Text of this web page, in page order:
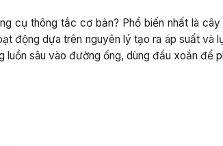
cụ thông tắc cơ bản? Phổ biến nhất là
động dựa trên nguyên lý tạo ra áp suất
luồn sâu vào đường ống, dùng đầu xoắn để